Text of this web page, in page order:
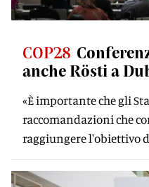
COP28
anche Rösti a
«È importante che gli
raccomandazioni che
raggiungere l'obiettivo